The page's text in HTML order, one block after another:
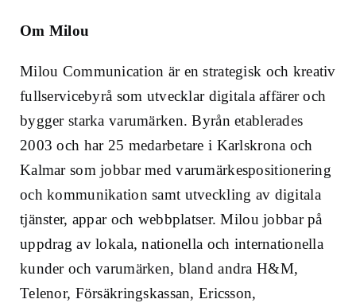
Om Milou
Milou Communication är en strategisk och kreativ
fullservicebyrå som utvecklar digitala affärer och
bygger starka varumärken. Byrån etablerades
2003 och har 25 medarbetare i Karlskrona och
Kalmar som jobbar med varumärkespositionering
och kommunikation samt utveckling av digitala
tjänster, appar och webbplatser. Milou jobbar på
uppdrag av lokala, nationella och internationella
kunder och varumärken, bland andra H&M,
Telenor, Försäkringskassan, Ericsson,